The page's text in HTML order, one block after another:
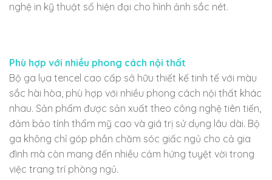
nghệ in kỹ thuật số hiện đại cho hình ảnh sắc nét.
Phù hợp với nhiều phong cách nội thất
Bộ ga lụa tencel cao cấp sở hữu thiết kế tinh tế với màu
sắc hài hòa, phù hợp với nhiều phong cách nội thất khác
nhau. Sản phẩm được sản xuất theo công nghệ tiên tiến,
đảm bảo tính thẩm mỹ cao và giá trị sử dụng lâu dài. Bộ
ga không chỉ góp phần chăm sóc giấc ngủ cho cả gia
đình mà còn mang đến nhiều cảm hứng tuyệt vời trong
việc trang trí phòng ngủ.